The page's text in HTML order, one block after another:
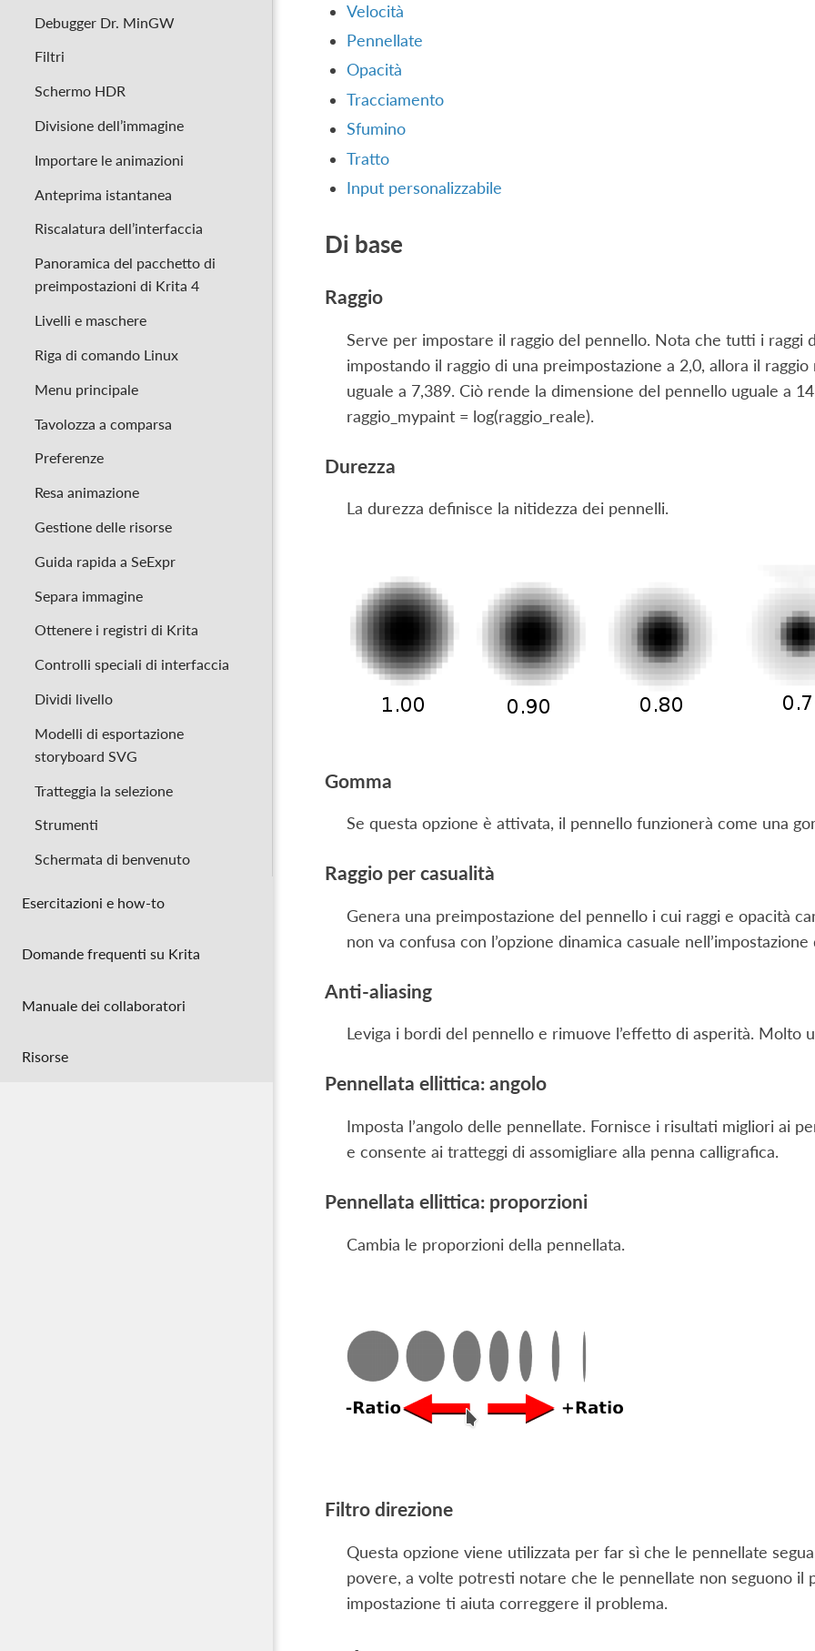
Debugger Dr. MinGW
Filtri
Schermo HDR
Divisione dell’immagine
Importare le animazioni
Anteprima istantanea
Riscalatura dell’interfaccia
Panoramica del pacchetto di
preimpostazioni di Krita 4
Livelli e maschere
Riga di comando Linux
Menu principale
Tavolozza a comparsa
Preferenze
Resa animazione
Gestione delle risorse
Guida rapida a SeExpr
Separa immagine
Ottenere i registri di Krita
Controlli speciali di interfaccia
Dividi livello
Modelli di esportazione
storyboard SVG
Tratteggia la selezione
Strumenti
Schermata di benvenuto
Esercitazioni e how-to
Domande frequenti su Krita
Manuale dei collaboratori
Risorse
Velocità
Pennellate
Opacità
Tracciamento
Sfumino
Tratto
Input personalizzabile
Di base
Raggio
Serve per impostare il raggio del pennello. Nota che tutti i raggi
impostando il raggio di una preimpostazione a 2,0, allora il
uguale a 7,389. Ciò rende la dimensione del pennello uguale a
raggio_mypaint = log(raggio_reale).
Durezza
La durezza definisce la nitidezza dei pennelli.
Gomma
Se questa opzione è attivata, il pennello funzionerà come una
Raggio per casualità
Genera una preimpostazione del pennello i cui raggi e opacità
non va confusa con l’opzione dinamica casuale nell’impostazione
Anti-aliasing
Leviga i bordi del pennello e rimuove l’effetto di asperità. Molto
Pennellata ellittica: angolo
Imposta l’angolo delle pennellate. Fornisce i risultati migliori ai
e consente ai tratteggi di assomigliare alla penna calligrafica.
Pennellata ellittica: proporzioni
Cambia le proporzioni della pennellata.
Filtro direzione
Questa opzione viene utilizzata per far sì che le pennellate
povere, a volte potresti notare che le pennellate non seguono
impostazione ti aiuta correggere il problema.